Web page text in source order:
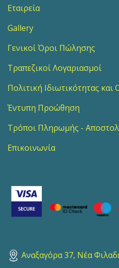
Εταιρεία
Gallery
Γενικοί Όροι Πώλησης
Τραπεζικοί Λογαριασμοί
Πολιτική Ιδιωτικότητας και
Έντυπη Προώθηση
Τρόποι Πληρωμής -
Επικοινωνία
Αναξαγόρα 37, Νέα